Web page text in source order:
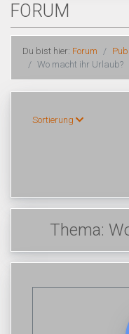
FORUM
Du bist hier: Forum
Wo macht ihr Urlaub?
Sortierung
Thema: